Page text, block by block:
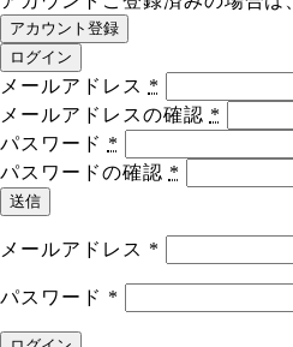
アカウント登録
ログイン
メールアドレス *
メールアドレスの確認 *
パスワード *
パスワードの確認 *
送信
メールアドレス *
パスワード *